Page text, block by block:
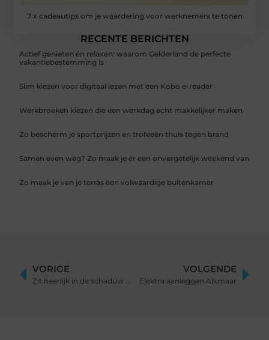
7 x cadeautips om je waardering voor werknemers te tonen
RECENTE BERICHTEN
Actief genieten én relaxen: waarom Gelderland de perfecte
vakantiebestemming is
Slim kiezen voor digitaal lezen met een Kobo e-reader
Werkbroeken kiezen die een werkdag echt makkelijker maken
Zo bescherm je sportprijzen en trofeeën thuis tegen brand
Samen even weg? Zo maak je er een onvergetelijk weekend van
Zo maak je van je terras een volwaardige buitenkamer
VORIGE
Zit heerlijk in de schaduw op het terras met een schaduwdoek
VOLGENDE
Elektra aanleggen Alkmaar